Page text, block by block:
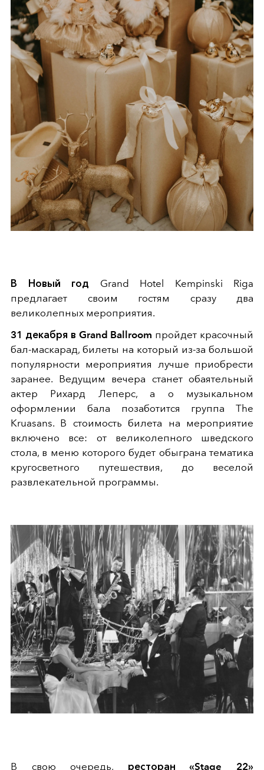
В Новый год Grand Hotel Kempinski Riga
предлагает своим гостям сразу два
великолепных мероприятия.
31 декабря в Grand Ballroom пройдет красочный
бал-маскарад, билеты на который из-за большой
популярности мероприятия лучше приобрести
заранее. Ведущим вечера станет обаятельный
актер Рихард Леперс, а о музыкальном
оформлении бала позаботится группа The
Kruasans. В стоимость билета на мероприятие
включено все: от великолепного шведского
стола, в меню которого будет обыграна тематика
кругосветного путешествия, до веселой
развлекательной программы.
В свою очередь, ресторан «Stage 22»